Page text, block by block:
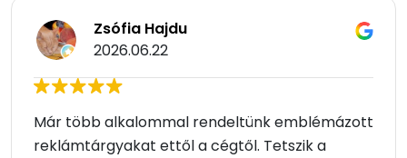
Zsófia Hajdu
2026.06.22
Már több alkalommal rendeltünk emblémázott
reklámtárgyakat ettől a cégtől. Tetszik a